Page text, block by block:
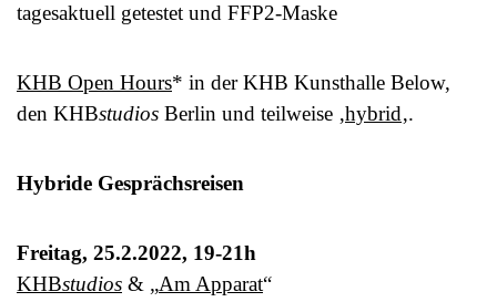
tagesaktuell getestet und FFP2-Maske
KHB Open Hours* in der KHB Kunsthalle Below,
den KHBstudios Berlin und teilweise ‚hybrid‚.
Hybride Gesprächsreisen
Freitag, 25.2.2022, 19-21h
KHBstudios & „Am Apparat“